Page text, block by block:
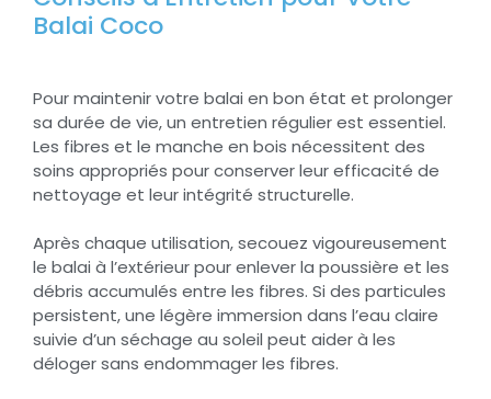
Balai Coco
Pour maintenir votre balai en bon état et prolonger
sa durée de vie, un entretien régulier est essentiel.
Les fibres et le manche en bois nécessitent des
soins appropriés pour conserver leur efficacité de
nettoyage et leur intégrité structurelle.
Après chaque utilisation, secouez vigoureusement
le balai à l’extérieur pour enlever la poussière et les
débris accumulés entre les fibres. Si des particules
persistent, une légère immersion dans l’eau claire
suivie d’un séchage au soleil peut aider à les
déloger sans endommager les fibres.